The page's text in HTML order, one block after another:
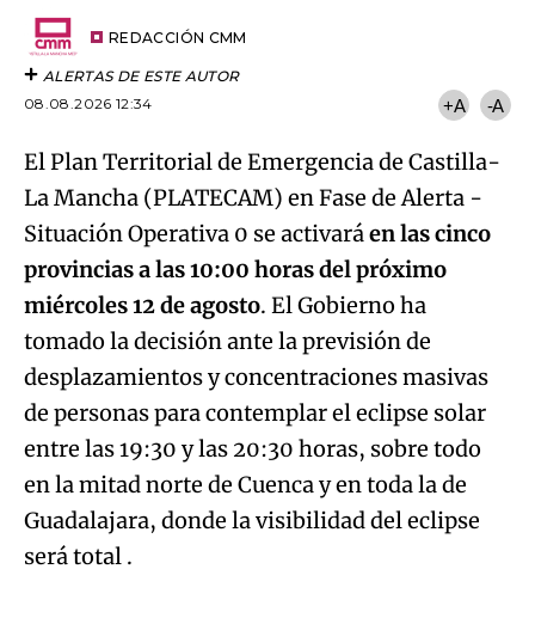
REDACCIÓN CMM
ALERTAS DE ESTE AUTOR
08.08.2026 12:34
+A -A
El PlanTerritorial de Emergencia de Castilla-
La Mancha (PLATECAM) en Fase de Alerta -
Situación Operativa 0 se activaráen las cinco
provincias a las 10:00 horas del próximo
miércoles 12 de agosto. El Gobierno ha
tomado la decisión ante la previsión de
desplazamientos y concentraciones masivas
de personas para contemplar el eclipse solar
entre las 19:30 y las 20:30 horas, sobre todo
en la mitad norte de Cuenca y en toda la de
Guadalajara, donde la visibilidad del eclipse
será total .